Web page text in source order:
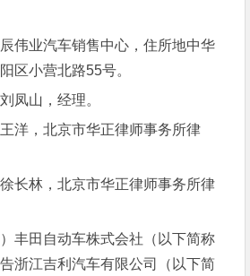
业汽车销售中心，住所地中华
区小营北路55号。
山，经理。
，北京市华正律师事务所律
林，北京市华正律师事务所律
田自动车株式会社（以下简称
浙江吉利汽车有限公司（以下简